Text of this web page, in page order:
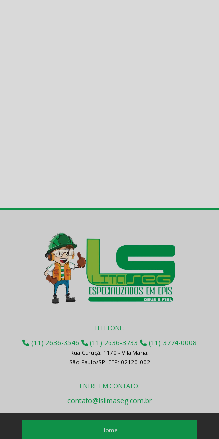
TELEFONE:
(11) 2636-3546 (11) 2636-3733 (11) 3774-0008
Rua Curuçá, 1170 - Vila Maria,
São Paulo/SP. CEP: 02120-002
ENTRE EM CONTATO:
contato@lslimaseg.com.br
Home